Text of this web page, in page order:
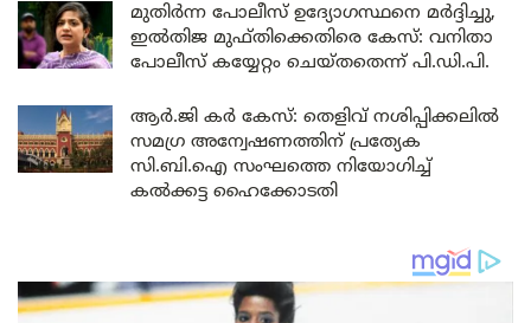
മുതിർന്ന പോലീസ് ഉദ്യോഗസ്ഥനെ മർദ്ദിച്ചു,
ഇൽതിജ മുഫ്തിക്കെതിരെ കേസ്: വനിതാ
പോലീസ് കയ്യേറ്റം ചെയ്തതെന്ന് പി.ഡി.പി.
ആർ.ജി കർ കേസ്: തെളിവ് നശിപ്പിക്കലിൽ
സമഗ്ര അന്വേഷണത്തിന് പ്രത്യേക
സി.ബി.ഐ സംഘത്തെ നിയോഗിച്ച്
കൽക്കട്ട ഹൈക്കോടതി